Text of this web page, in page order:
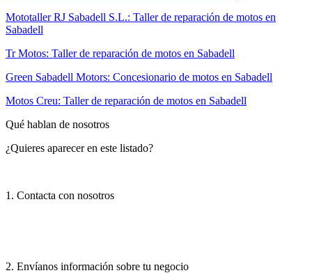
Mototaller RJ Sabadell S.L.: Taller de reparación de motos en
Sabadell
Tr Motos: Taller de reparación de motos en Sabadell
Green Sabadell Motors: Concesionario de motos en Sabadell
Motos Creu: Taller de reparación de motos en Sabadell
Qué hablan de nosotros
¿Quieres aparecer en este listado?
1. Contacta con nosotros
2. Envíanos información sobre tu negocio